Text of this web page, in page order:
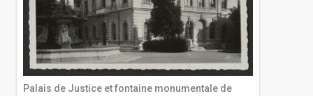
Palais de Justice et fontaine monumentale de